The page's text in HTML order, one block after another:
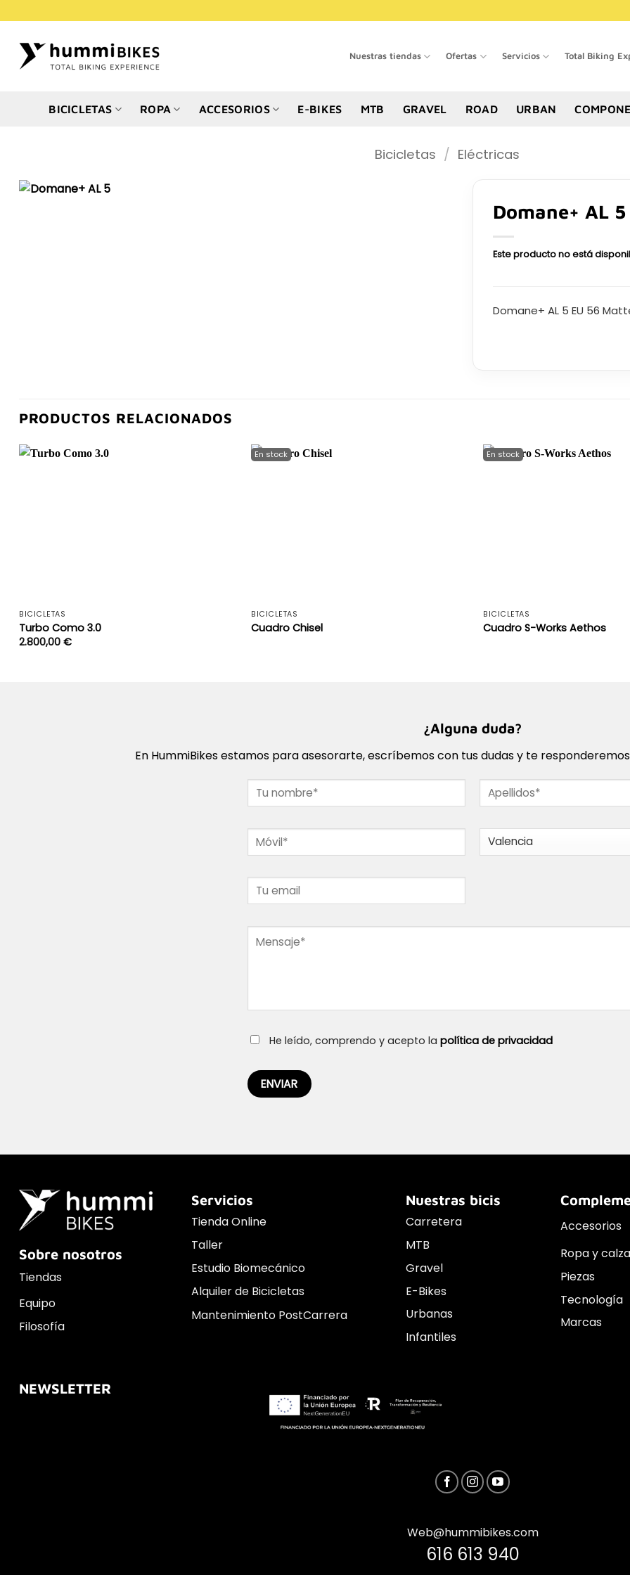
al
contenido
Nuestras tiendas Ofertas Servicios Total Biking
BICICLETAS ROPA ACCESORIOS E-BIKES MTB GRAVEL ROAD URBAN
Bicicletas / Eléctricas
Domane+ AL 5
Este producto no está
Domane+ AL 5 EU 56
PRODUCTOS RELACIONADOS
BICICLETAS
Turbo Como 3.0
2.800,00 €
BICICLETAS
Cuadro Chisel
BICICLETAS
Cuadro S-Works Aethos
¿Alguna duda?
En HummiBikes estamos para asesorarte, escríbemos con tus dudas y te
He leído, comprendo y acepto la política de privacidad
Sobre nosotros
Tiendas
Equipo
Filosofía
Servicios
Tienda Online
Taller
Estudio Biomecánico
Alquiler de Bicicletas
Mantenimiento PostCarrera
Nuestras bicis
Carretera
MTB
Gravel
E-Bikes
Urbanas
Infantiles
Accesorios
Ropa y
Piezas
Tecnología
Marcas
NEWSLETTER
Web@hummibikes.com
616 613 940